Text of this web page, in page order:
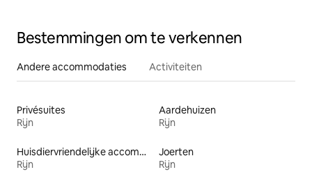
Bestemmingen om te verkennen
Andere accommodaties Activiteiten
Privésuites
Rijn
Aardehuizen
Rijn
Huisdiervriendelijke accommodaties
Rijn
Joerten
Rijn